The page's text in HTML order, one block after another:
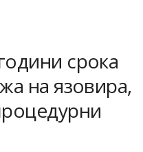
срока
на язовира,